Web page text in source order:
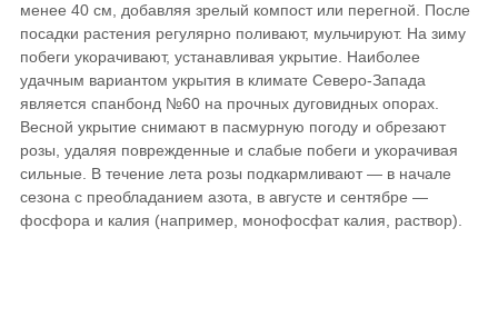
менее 40 см, добавляя зрелый компост или перегной. После
посадки растения регулярно поливают, мульчируют. На зиму
побеги укорачивают, устанавливая укрытие. Наиболее
удачным вариантом укрытия в климате Северо-Запада
является спанбонд №60 на прочных дуговидных опорах.
Весной укрытие снимают в пасмурную погоду и обрезают
розы, удаляя поврежденные и слабые побеги и укорачивая
сильные. В течение лета розы подкармливают — в начале
сезона с преобладанием азота, в августе и сентябре —
фосфора и калия (например, монофосфат калия, раствор).